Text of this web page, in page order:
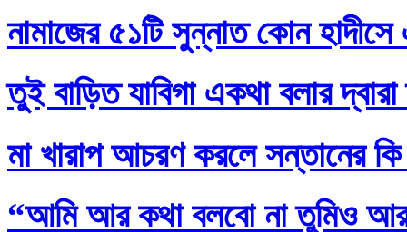
নামাজের ৫১টি সুন্নাত কোন হাদীসে
তুই বাড়িত যাবিগা একথা বলার
মা খারাপ আচরণ করলে সন্তানের
“আমি আর কথা বলবো না তুমিও আর